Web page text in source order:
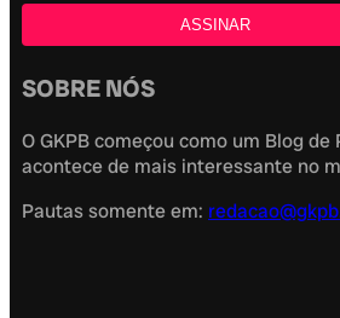
SOBRE NÓS
O GKPB começou como um Blog
acontece de mais interessante no
Pautas somente em: